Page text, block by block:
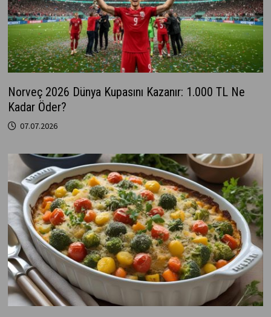
Norveç 2026 Dünya Kupasını Kazanır: 1.000 TL Ne
Kadar Öder?
07.07.2026